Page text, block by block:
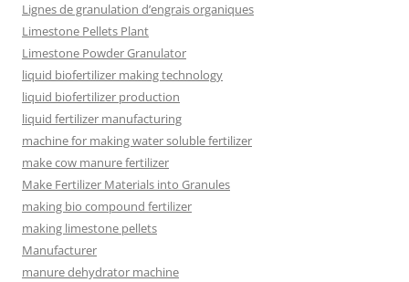
Lignes de granulation d’engrais organiques
Limestone Pellets Plant
Limestone Powder Granulator
liquid biofertilizer making technology
liquid biofertilizer production
liquid fertilizer manufacturing
machine for making water soluble fertilizer
make cow manure fertilizer
Make Fertilizer Materials into Granules
making bio compound fertilizer
making limestone pellets
Manufacturer
manure dehydrator machine